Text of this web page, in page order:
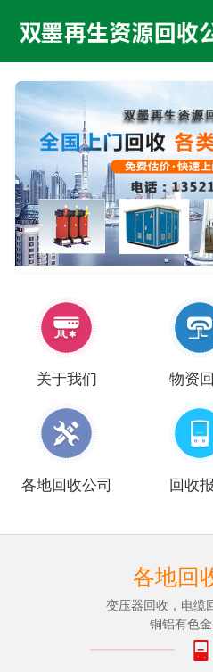
关于我们 物资
各地回收公司 回收
各地回
变压器回收，电缆
铜铝有色